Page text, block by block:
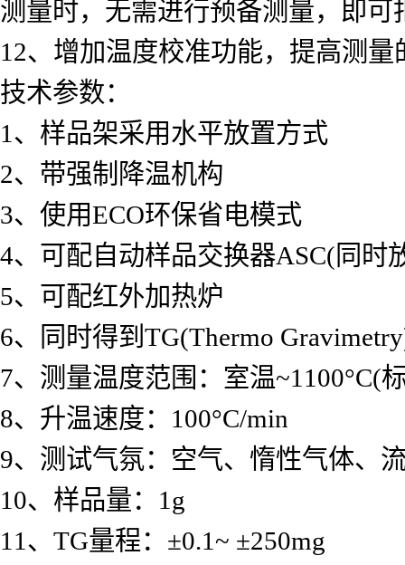
测量时，无需进行预备测量，即
12、增加温度校准功能，提高测
技术参数：
1、样品架采用水平放置方式
2、带强制降温机构
3、使用ECO环保省电模式
4、可配自动样品交换器ASC(同时
5、可配红外加热炉
6、同时得到TG(Thermo
7、测量温度范围：室温~1100°C(
8、升温速度：100°C/min
9、测试气氛：空气、惰性气体、
10、样品量：1g
11、TG量程：±0.1~ ±250mg